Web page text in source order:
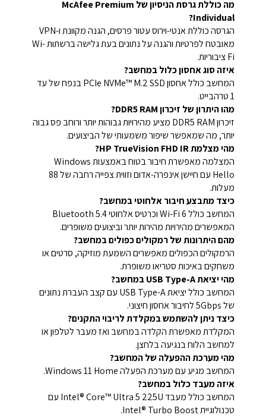
מה כוללת גרסת הניסיון של McAfee Premium
Individual?
הגרסה כוללת אנטי-וירוס עטור פרסים, הגנה מקוונת ו-VPN
מאובטח לפרטיות והגנה על נתונים בעת גלישה ברשתות Wi-
Fi ציבוריות.
איזה סוג אחסון כלול במחשב?
המחשב כולל אחסון PCIe NVMe™ M.2 SSD בנפח של עד
1 טרהבייט.
מהו היתרון של זיכרון DDR5 RAM?
זיכרון DDR5 RAM מציע מהירויות גבוהות יותר ורוחב פס גבוה
יותר, מה שמאפשר שיפור משמעותי של הביצועים.
מהי מצלמת HP TrueVision FHD IR?
המצלמה מאפשרת חיבור בטוח באמצעות Windows
Hello עם חיישן אינפרה-אדום וזווית צפייה רחבה של 88
מעלות.
כיצד מתבצע חיבור אלחוטי במחשב?
המחשב כולל Wi-Fi 6 וכרטיס אלחוטי Bluetooth 5.4
המאפשרים מהירויות מהירות יותר וביצועים משופרים.
מהם היתרונות של רמקולים כפולים במחשב?
הרמקולים הכפולים מאפשרים השמעת מוזיקה, סרטים או
משחקים באיכות סטריאו משופרת.
מהי יציאת USB Type-A במחשב?
המחשב כולל יציאת USB Type-A עם קצב העברת נתונים
של 5Gbps לחיבור אחסון חיצוני.
כיצד ניתן להשתמש במקלדת לריבוי התקנים?
המקלדת מאפשרת הקלדה במחשב ואז מעבר לטלפון או
למחשב הלוח בנגיעה בלחצן.
מהי מערכת ההפעלה של המחשב?
המחשב מגיע עם מערכת הפעלה Windows 11 Home.
איזה מעבד כלול במחשב?
המחשב כולל מעבד Intel® Core™ Ultra 5 225U עם
טכנולוגיית Intel® Turbo Boost.